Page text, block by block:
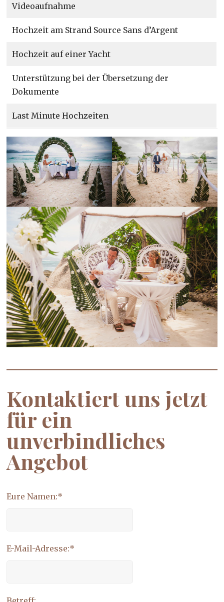
Videoaufnahme
Hochzeit am Strand Source Sans d’Argent
Hochzeit auf einer Yacht
Unterstützung bei der Übersetzung der
Dokumente
Last Minute Hochzeiten
Kontaktiert uns jetzt
für ein
unverbindliches
Angebot
Eure Namen:*
E-Mail-Adresse:*